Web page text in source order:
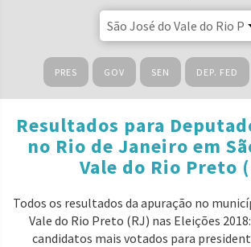
PRES GOV SEN DEP. FED
Resultados para
no Rio de Janeiro em
Vale do Rio Preto
Todos os resultados da apuração no
Vale do Rio Preto (RJ) nas Eleições
candidatos mais votados para